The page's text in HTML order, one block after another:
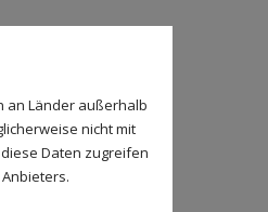
an Länder außerhalb
nicht mit
Daten zugreifen